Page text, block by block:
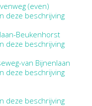
(even)
deze beschrijving
Beukenhorst
deze beschrijving
van Bijnenlaan
deze beschrijving
deze beschrijving